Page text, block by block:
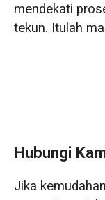
mendekati
tekun. Itulah
Hubungi
Jika